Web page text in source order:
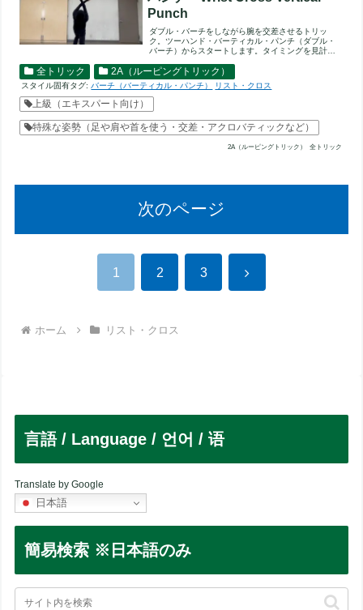
Punch
ダブル・バーチをしながら腕を交差させるトリッ
ク。ツーハンド・バーティカル・パンチ（ダブル・
バーチ）からスタートします。タイミングを見計ら
2A（ルーピングトリック） 全トリック
全トリック 2A（ルーピングトリック）
スタイル固有タグ: バーチ（バーティカル・パンチ） リスト・クロス
上級（エキスパート向け）
特殊な姿勢（足や肩や首を使う・交差・アクロバティックなど）
次のページ
1 2 3 次
ホーム リスト・クロス
言語 / Language / 언어 / 语
Translate by Google
日本語
簡易検索 ※日本語のみ